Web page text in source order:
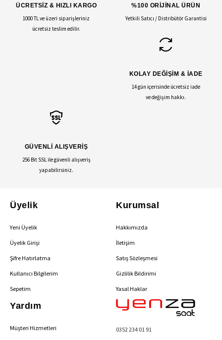
ÜCRETSİZ & HIZLI KARGO
1000 TL ve üzeri siparişleriniz
ücretsiz teslim edilir.
%100 ORİJİNAL ÜRÜN
Yetkili Satıcı / Distribütör Garantisi
KOLAY DEĞİŞİM & İADE
14 gün içerisinde ücretsiz iade
ve değişim hakkı.
GÜVENLİ ALIŞVERİŞ
256 Bit SSL ile güvenli alışveriş
yapabilirsiniz.
Üyelik
Yeni Üyelik
Üyelik Girişi
Şifre Hatırlatma
Kullanıcı Bilgilerim
Sepetim
Kurumsal
Hakkımızda
İletişim
Satış Sözleşmesi
Gizlilik Bildirimi
Yasal Haklar
Yardım
Müşteri Hizmetleri 0352 234 01 91